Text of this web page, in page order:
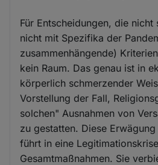
Für Entscheidungen, die
nicht mit Spezifika der
zusammenhängende)
kein Raum. Das genau ist in
körperlich schmerzender
Vorstellung der Fall,
solchen" Ausnahmen von
zu gestatten. Diese
führt in eine
Gesamtmaßnahmen. Sie